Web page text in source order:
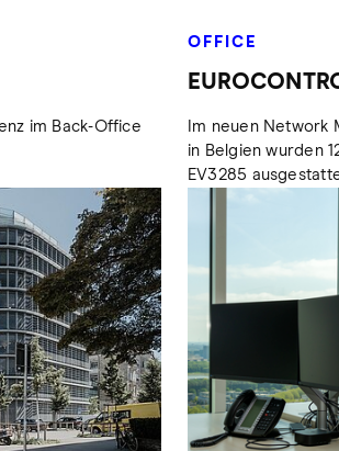
im Back-Office
OFFICE
Im neuen Network
in Belgien wurden
EV3285